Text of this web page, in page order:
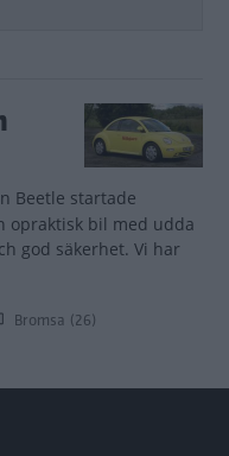
Beetle startade
opraktisk bil med udda
god säkerhet. Vi har
Bromsa (26)